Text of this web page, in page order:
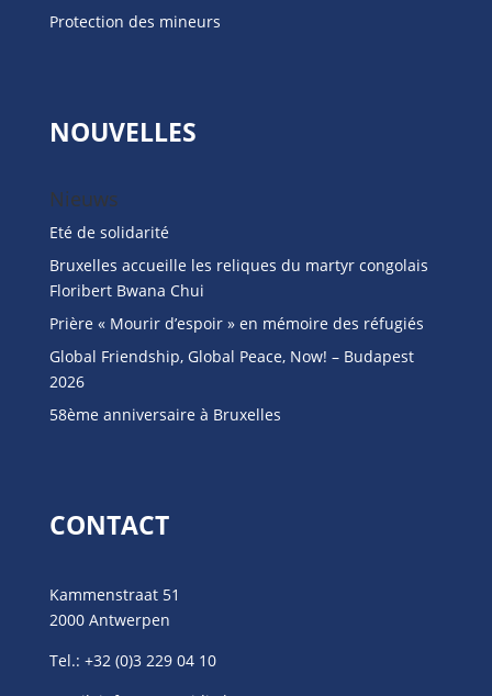
Protection des mineurs
NOUVELLES
Nieuws
Eté de solidarité
Bruxelles accueille les reliques du martyr congolais
Floribert Bwana Chui
Prière « Mourir d’espoir » en mémoire des réfugiés
Global Friendship, Global Peace, Now! – Budapest
2026
58ème anniversaire à Bruxelles
CONTACT
Kammenstraat 51
2000 Antwerpen
Tel.: +32 (0)3 229 04 10